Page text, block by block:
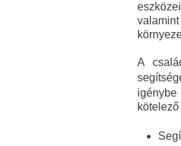
A